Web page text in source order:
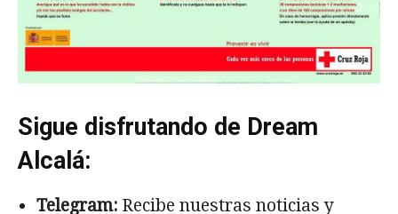
Sigue disfrutando de Dream
Alcalá:
Telegram: Recibe nuestras noticias y